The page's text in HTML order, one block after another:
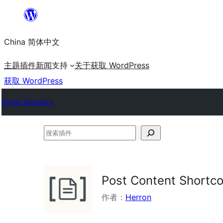
内
容
China 简体中文
主题插件新闻支持 关于获取 WordPress
获取 WordPress
Plugin Directory
搜
件
Post Content
作者： Herron